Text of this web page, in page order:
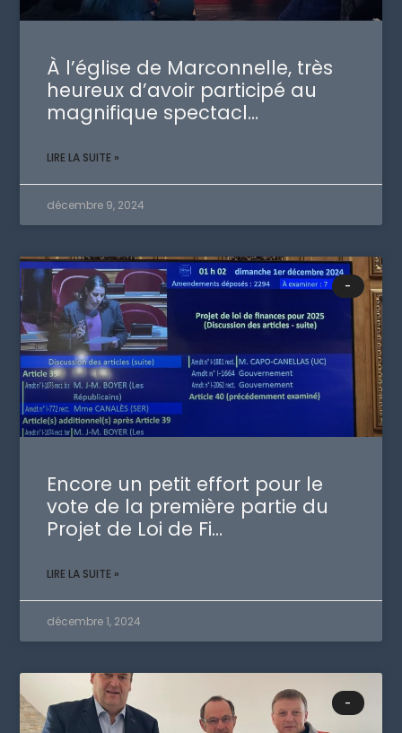
À l’église de Marconnelle, très
heureux d’avoir participé au
magnifique spectacl…
LIRE LA SUITE »
décembre 9, 2024
-
Encore un petit effort pour le
vote de la première partie du
Projet de Loi de Fi…
LIRE LA SUITE »
décembre 1, 2024
-